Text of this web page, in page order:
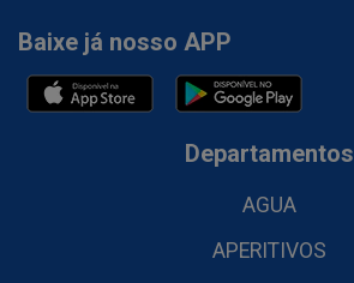
Baixe já nosso APP
Departamentos
AGUA
APERITIVOS